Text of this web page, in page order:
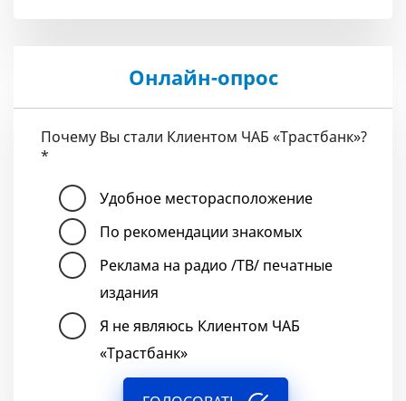
Онлайн-опрос
Почему Вы стали Клиентом ЧАБ «Трастбанк»?
*
Удобное месторасположение
По рекомендации знакомых
Реклама на радио /ТВ/ печатные
издания
Я не являюсь Клиентом ЧАБ
«Трастбанк»